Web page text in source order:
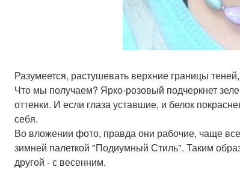
Разумеется, растушевать верхние границы
Что мы получаем? Ярко-розовый подчеркнет
оттенки. И если глаза уставшие, и белок
себя.
Во вложении фото, правда они рабочие, чаще
зимней палеткой "Подиумный Стиль". Таким
другой - с весенним.